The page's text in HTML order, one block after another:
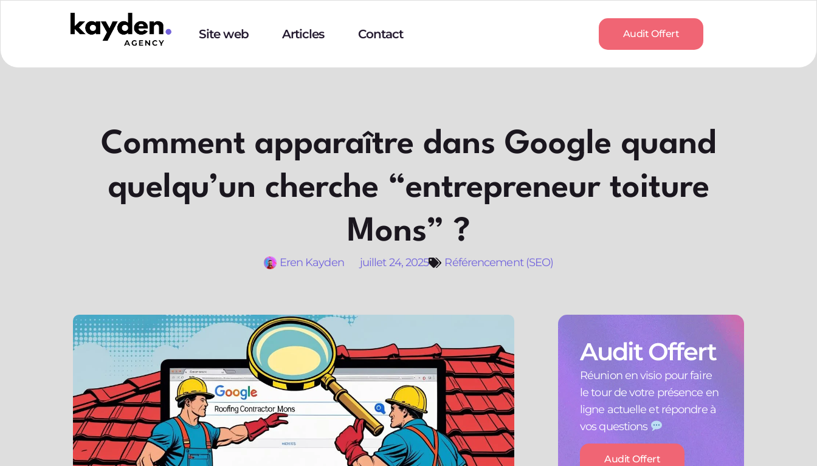
Site web Articles Contact Audit Offert
Comment apparaître dans Google quand
quelqu’un cherche “entrepreneur toiture
Mons” ?
Eren Kayden juillet 24, 2025 Référencement (SEO)
Audit Offert
Réunion en visio pour faire
le tour de votre présence en
ligne actuelle et répondre à
vos questions
Audit Offert